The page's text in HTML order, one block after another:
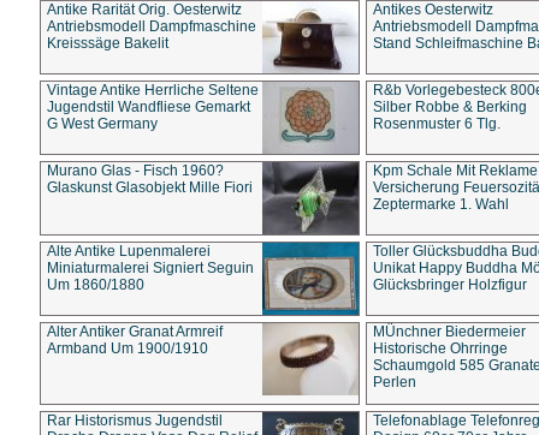
Antike Rarität Orig. Oesterwitz
Antriebsmodell Dampfmaschine
Kreisssäge Bakelit
Antikes Oesterwitz
Antriebsmodell
Stand Schleifmaschine
Vintage Antike Herrliche Seltene
Jugendstil Wandfliese Gemarkt
G West Germany
R&b Vorlegebesteck
Silber Robbe & Berking
Rosenmuster 6 Tlg.
Murano Glas - Fisch 1960?
Glaskunst Glasobjekt Mille Fiori
Kpm Schale Mit Reklame
Versicherung
Zeptermarke 1. Wahl
Alte Antike Lupenmalerei
Miniaturmalerei Signiert Seguin
Um 1860/1880
Toller Glücksbuddha
Unikat Happy Buddha
Glücksbringer Holzfigur
Alter Antiker Granat Armreif
Armband Um 1900/1910
MÜnchner Biedermeier
Historische Ohrringe
Schaumgold 585
Perlen
Rar Historismus Jugendstil
Telefonablage